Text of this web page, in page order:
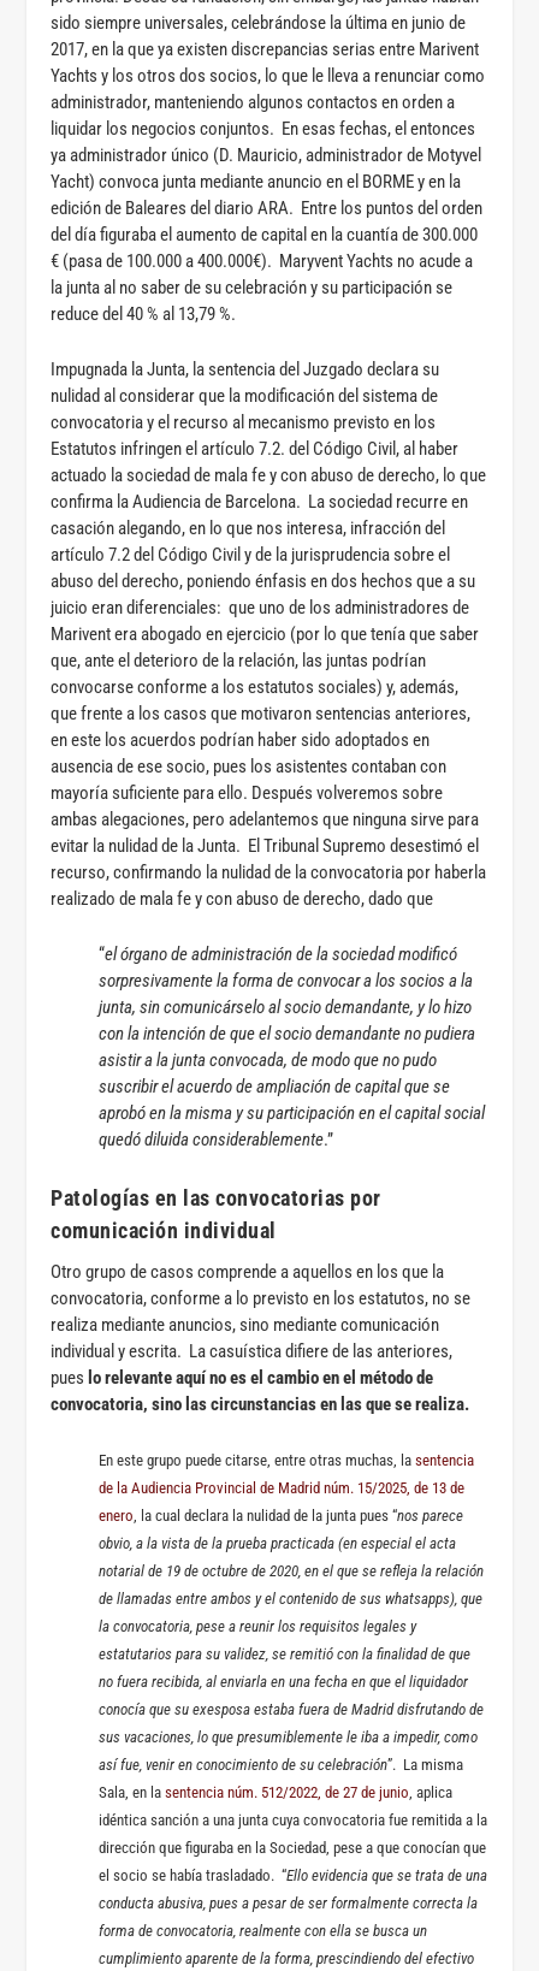
sido siempre universales, celebrándose la última en junio de
2017, en la que ya existen discrepancias serias entre Marivent
Yachts y los otros dos socios, lo que le lleva a renunciar como
administrador, manteniendo algunos contactos en orden a
liquidar los negocios conjuntos. En esas fechas, el entonces
ya administrador único (D. Mauricio, administrador de Motyvel
Yacht) convoca junta mediante anuncio en el BORME y en la
edición de Baleares del diario ARA. Entre los puntos del orden
del día figuraba el aumento de capital en la cuantía de 300.000
€ (pasa de 100.000 a 400.000€). Maryvent Yachts no acude a
la junta al no saber de su celebración y su participación se
reduce del 40 % al 13,79 %.
Impugnada la Junta, la sentencia del Juzgado declara su
nulidad al considerar que la modificación del sistema de
convocatoria y el recurso al mecanismo previsto en los
Estatutos infringen el artículo 7.2. del Código Civil, al haber
actuado la sociedad de mala fe y con abuso de derecho, lo que
confirma la Audiencia de Barcelona. La sociedad recurre en
casación alegando, en lo que nos interesa, infracción del
artículo 7.2 del Código Civil y de la jurisprudencia sobre el
abuso del derecho, poniendo énfasis en dos hechos que a su
juicio eran diferenciales: que uno de los administradores de
Marivent era abogado en ejercicio (por lo que tenía que saber
que, ante el deterioro de la relación, las juntas podrían
convocarse conforme a los estatutos sociales) y, además,
que frente a los casos que motivaron sentencias anteriores,
en este los acuerdos podrían haber sido adoptados en
ausencia de ese socio, pues los asistentes contaban con
mayoría suficiente para ello. Después volveremos sobre
ambas alegaciones, pero adelantemos que ninguna sirve para
evitar la nulidad de la Junta. El Tribunal Supremo desestimó el
recurso, confirmando la nulidad de la convocatoria por haberla
realizado de mala fe y con abuso de derecho, dado que
“el órgano de administración de la sociedad modificó
sorpresivamente la forma de convocar a los socios a la
junta, sin comunicárselo al socio demandante, y lo hizo
con la intención de que el socio demandante no pudiera
asistir a la junta convocada, de modo que no pudo
suscribir el acuerdo de ampliación de capital que se
aprobó en la misma y su participación en el capital social
quedó diluida considerablemente.”
Patologías en las convocatorias por
comunicación individual
Otro grupo de casos comprende a aquellos en los que la
convocatoria, conforme a lo previsto en los estatutos, no se
realiza mediante anuncios, sino mediante comunicación
individual y escrita. La casuística difiere de las anteriores,
pues lo relevante aquí no es el cambio en el método de
convocatoria, sino las circunstancias en las que se realiza.
En este grupo puede citarse, entre otras muchas, lasentencia
de la Audiencia Provincial de Madrid núm. 15/2025, de 13 de
enero, la cual declara la nulidad de la junta pues “nos parece
obvio, a la vista de la prueba practicada (en especial el acta
notarial de 19 de octubre de 2020, en el que se refleja la relación
de llamadas entre ambos y el contenido de sus whatsapps), que
la convocatoria, pese a reunir los requisitos legales y
estatutarios para su validez, se remitió con la finalidad de que
no fuera recibida, al enviarla en una fecha en que el liquidador
conocía que su exesposa estaba fuera de Madrid disfrutando de
sus vacaciones, lo que presumiblemente le iba a impedir, como
así fue, venir en conocimiento de su celebración”. La misma
Sala, en lasentencia núm. 512/2022, de 27 de junio, aplica
idéntica sanción a una junta cuya convocatoria fue remitida a la
dirección que figuraba en la Sociedad, pese a que conocían que
el socio se había trasladado. “Ello evidencia que se trata de una
conducta abusiva, pues a pesar de ser formalmente correcta la
forma de convocatoria, realmente con ella se busca un
cumplimiento aparente de la forma, prescindiendo del efectivo